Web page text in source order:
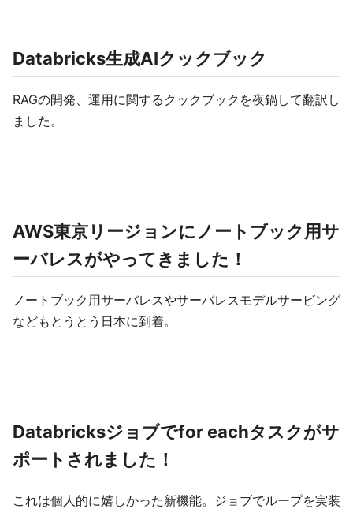
Databricks生成AIクックブック
RAGの開発、運用に関するクックブックを夜鍋して翻訳し
ました。
AWS東京リージョンにノートブック用サ
ーバレスがやってきました！
ノートブック用サーバレスやサーバレスモデルサービング
などもとうとう日本に到着。
Databricksジョブでfor eachタスクがサ
ポートされました！
これは個人的に嬉しかった新機能。ジョブでループを実装